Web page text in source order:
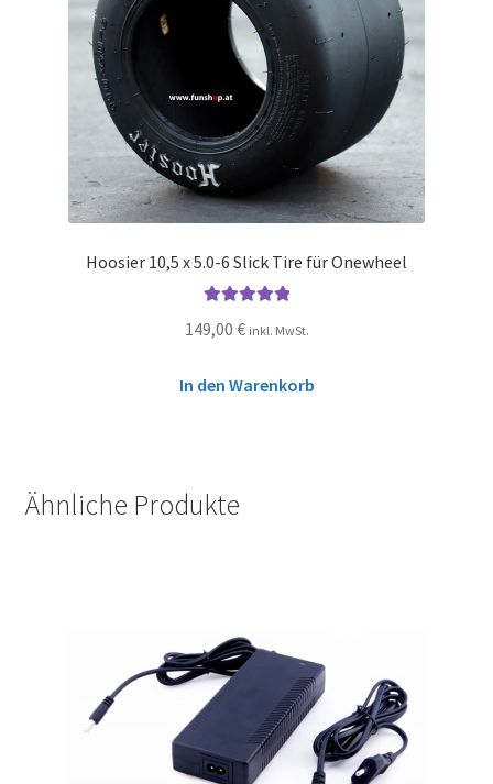
Hoosier 10,5 x 5.0-6 Slick Tire für Onewheel
5.00
149,00 € inkl. MwSt.
In den Warenkorb
Ähnliche Produkte